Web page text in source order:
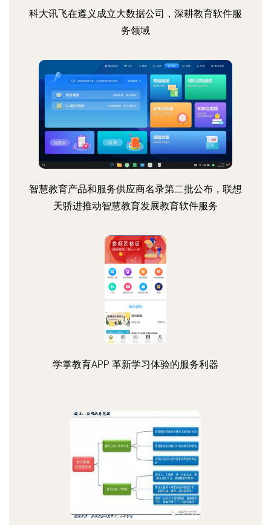
科大讯飞在遵义成立大数据公司，深耕教育软件服
务领域
智慧教育产品和服务供应商名录第二批公布，联想
天骄进推动智慧教育发展教育软件服务
学掌教育APP 革新学习体验的服务利器